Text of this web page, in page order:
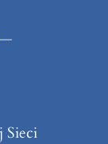
—
Sieci